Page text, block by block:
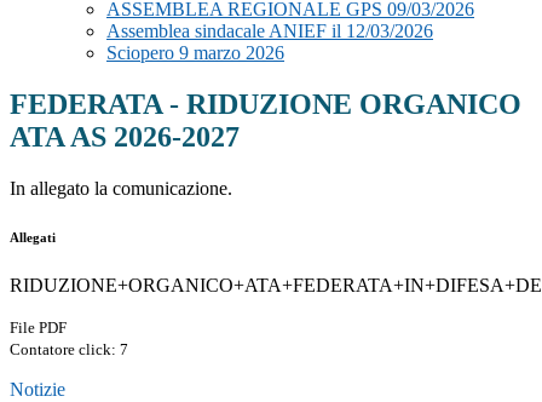
ASSEMBLEA REGIONALE GPS 09/03/2026
Assemblea sindacale ANIEF il 12/03/2026
Sciopero 9 marzo 2026
FEDERATA - RIDUZIONE ORGANICO
ATA AS 2026-2027
In allegato la comunicazione.
Allegati
File PDF
Contatore click: 7
Notizie